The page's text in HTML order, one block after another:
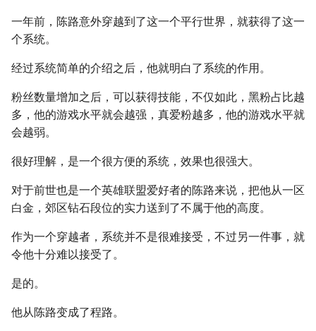
一年前，陈路意外穿越到了这一个平行世界，就获得了这一
个系统。
经过系统简单的介绍之后，他就明白了系统的作用。
粉丝数量增加之后，可以获得技能，不仅如此，黑粉占比越
多，他的游戏水平就会越强，真爱粉越多，他的游戏水平就
会越弱。
很好理解，是一个很方便的系统，效果也很强大。
对于前世也是一个英雄联盟爱好者的陈路来说，把他从一区
白金，郊区钻石段位的实力送到了不属于他的高度。
作为一个穿越者，系统并不是很难接受，不过另一件事，就
令他十分难以接受了。
是的。
他从陈路变成了程路。